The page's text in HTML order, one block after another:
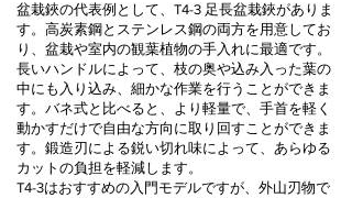
盆栽鋏の代表例として、T4-3 足長盆栽鋏がありま
す。高炭素鋼とステンレス鋼の両方を用意してお
り、盆栽や室内の観葉植物の手入れに最適です。
長いハンドルによって、枝の奥や込み入った葉の
中にも入り込み、細かな作業を行うことができま
す。バネ式と比べると、より軽量で、手首を軽く
動かすだけで自由な方向に取り回すことができま
す。鍛造刃による鋭い切れ味によって、あらゆる
カットの負担を軽減します。
T4-3はおすすめの入門モデルですが、外山刃物で